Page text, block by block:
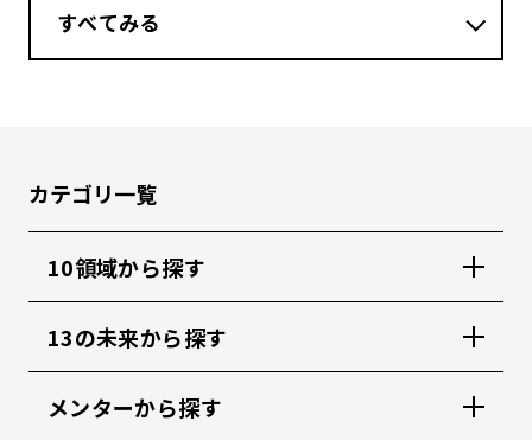
すべてみる
カテゴリ一覧
10領域から探す
13の未来から探す
メンターから探す